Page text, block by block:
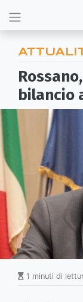
bilancio
1 minuti di